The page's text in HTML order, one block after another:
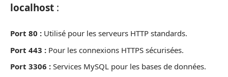
localhost :
Port 80 : Utilisé pour les serveurs HTTP standards.
Port 443 : Pour les connexions HTTPS sécurisées.
Port 3306 : Services MySQL pour les bases de données.